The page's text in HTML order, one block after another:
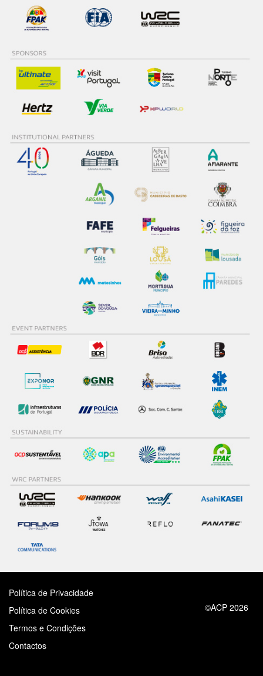
Política de Privacidade
Política de Cookies
Termos e Condições
Contactos
©ACP 2026